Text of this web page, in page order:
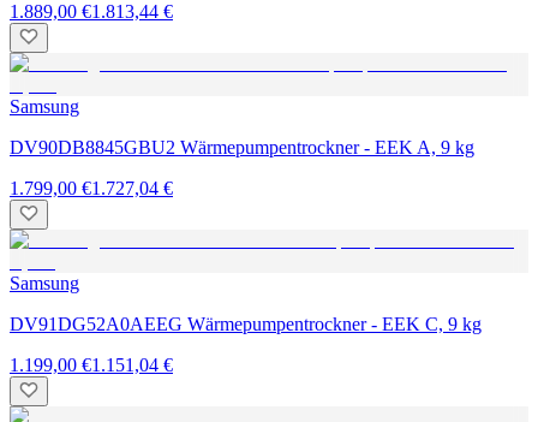
1.889,00 €1.813,44 €
Samsung
DV90DB8845GBU2 Wärmepumpentrockner - EEK A, 9 kg
1.799,00 €1.727,04 €
Samsung
DV91DG52A0AEEG Wärmepumpentrockner - EEK C, 9 kg
1.199,00 €1.151,04 €